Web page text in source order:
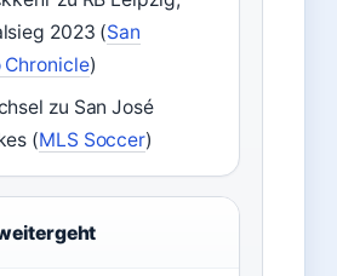
2023 (San
Chronicle)
zu San José
(MLS Soccer)